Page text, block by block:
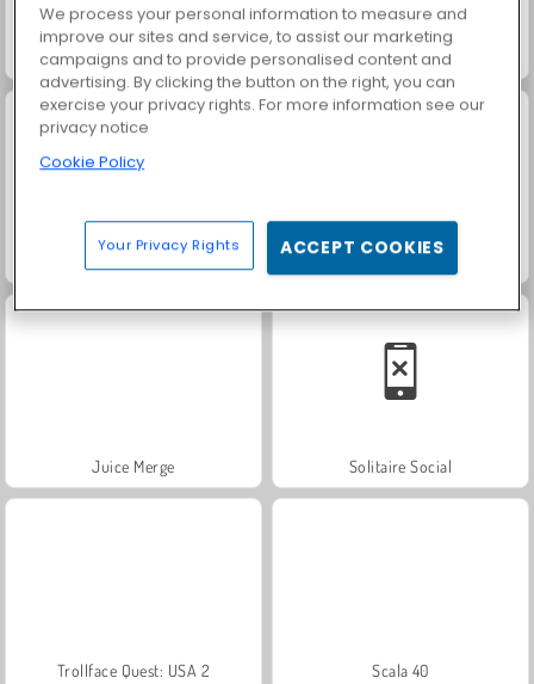
Jewel Garden Story Harvest Honors
Juice Merge Solitaire Social
Trollface Quest: USA 2 Scala 40
We process your personal information to measure and
improve our sites and service, to assist our marketing
campaigns and to provide personalised content and
advertising. By clicking the button on the right, you can
exercise your privacy rights. For more information see our
privacy notice
Cookie Policy
Your Privacy Rights ACCEPT COOKIES